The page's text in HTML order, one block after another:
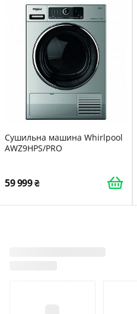
Сушильна машина Whirlpool
AWZ9HPS/PRO
59 999